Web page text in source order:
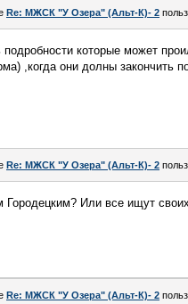
Re: МЖСК "У Озера" (Альт-К)- 2
которые может
,когда они долны закончить
Re: МЖСК "У Озера" (Альт-К)- 2
Городецким? Или все ищут
Re: МЖСК "У Озера" (Альт-К)- 2